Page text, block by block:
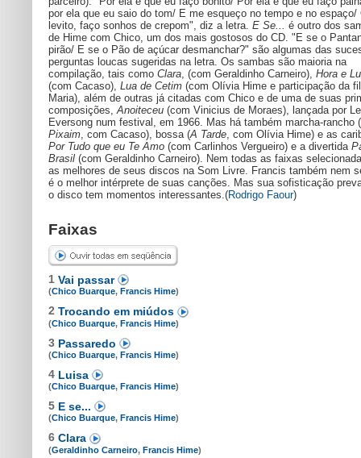
por ela que eu saio do tom/ E me esqueço no tempo e no espaço/
levito, faço sonhos de crepom", diz a letra. E Se... é outro dos
de Hime com Chico, um dos mais gostosos do CD. "E se o
pirão/ E se o Pão de açúcar desmanchar?" são algumas das
perguntas loucas sugeridas na letra. Os sambas são maioria na
compilação, tais como Clara, (com Geraldinho Carneiro), Hora e
(com Cacaso), Lua de Cetim (com Olívia Hime e participação da
Maria), além de outras já citadas com Chico e de uma de suas
composições,Anoiteceu (com Vinicius de Moraes), lançada por
Eversong num festival, em 1966. Mas há também marcha-rancho (
Pixaim, com Cacaso), bossa (A Tarde, com Olívia Hime) e as
Por Tudo que eu Te Amo (com Carlinhos Vergueiro) e a divertida
Brasil (com Geraldinho Carneiro). Nem todas as faixas
as melhores de seus discos na Som Livre. Francis também nem
é o melhor intérprete de suas canções. Mas sua sofisticação
o disco tem momentos interessantes.(Rodrigo Faour)
Faixas
1 Vai passar
(Chico Buarque, Francis Hime)
2 Trocando em miúdos
(Chico Buarque, Francis Hime)
3 Passaredo
(Chico Buarque, Francis Hime)
4 Luisa
(Chico Buarque, Francis Hime)
5 E se...
(Chico Buarque, Francis Hime)
6 Clara
(Geraldinho Carneiro, Francis Hime)